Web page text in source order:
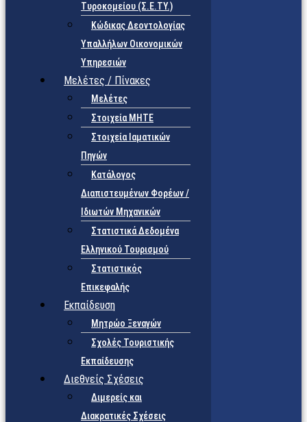
Τυροκομείου (Σ.Ε.TY.)
Κώδικας Δεοντολογίας
Υπαλλήλων Οικονομικών
Υπηρεσιών
Μελέτες / Πίνακες
Μελέτες
Στοιχεία ΜΗΤΕ
Στοιχεία Ιαματικών
Πηγών
Κατάλογος
Διαπιστευμένων Φορέων /
Ιδιωτών Μηχανικών
Στατιστικά Δεδομένα
Ελληνικού Τουρισμού
Στατιστικός
Επικεφαλής
Εκπαίδευση
Μητρώο Ξεναγών
Σχολές Τουριστικής
Εκπαίδευσης
Διεθνείς Σχέσεις
Διμερείς και
Διακρατικές Σχέσεις